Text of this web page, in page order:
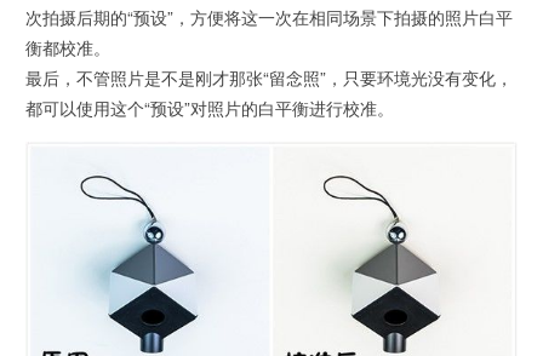
次拍摄后期的“预设”，方便将这一次在相同场景下拍摄的照片白平
衡都校准。
最后，不管照片是不是刚才那张“留念照”，只要环境光没有变化，
都可以使用这个“预设”对照片的白平衡进行校准。